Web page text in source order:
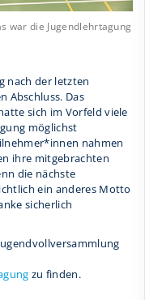
war die Jugendlehrtagung
nach der letzten
Abschluss. Das
sich im Vorfeld viele
möglichst
nahmen
ihre mitgebrachten
die nächste
ein anderes Motto
sicherlich
zu finden.